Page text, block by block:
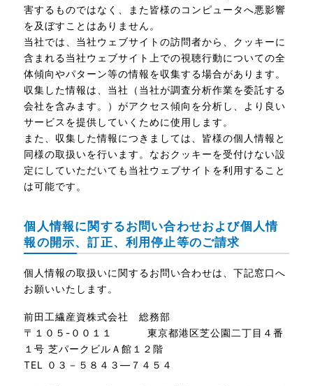
害するものではなく、また皆様のコンピュータへ悪影響
を及ぼすことはありません。
当社では、当社ウェブサイトの訪問者から、クッキーに
含まれる当社ウェブサイト上での視聴行動についての全
体傾向やパターン等の情報を収集する場合があります。
収集した情報は、当社（当社が調査分析作業を委託する
会社を含みます。）がアクセス傾向を分析し、より良い
サービスを提供していくために使用します。
また、収集した情報につきましては、皆様の個人情報と
同様の取扱いを行います。なおクッキーを受付けない設
定にしていただいても当社ウェブサイトを利用すること
は可能です。
個人情報に関するお問い合わせおよび個人情
報の開示、訂正、利用停止等のご請求
個人情報の取扱いに関するお問い合わせは、下記窓口へ
お願いいたします。
前田工繊産資株式会社 総務部
〒１０５-００１１ 東京都港区芝公園二丁目４番
１号 芝パークビルＡ館１２階
TEL ０３－５８４３―７４５４